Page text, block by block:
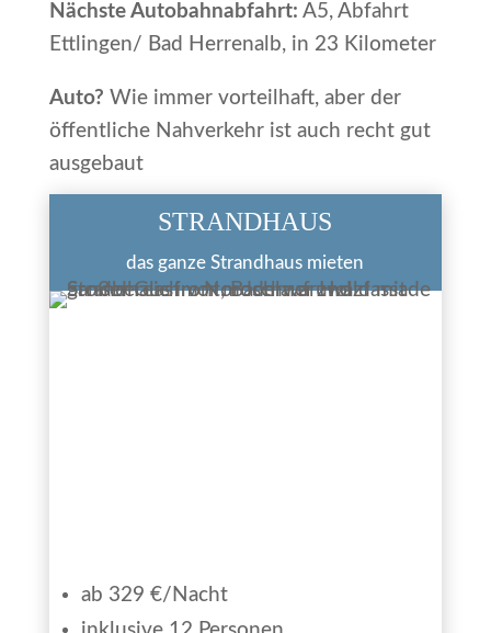
Nächste Autobahnabfahrt: A5, Abfahrt
Ettlingen/ Bad Herrenalb, in 23 Kilometer
Auto? Wie immer vorteilhaft, aber der
öffentliche Nahverkehr ist auch recht gut
ausgebaut
STRANDHAUS
das ganze Strandhaus mieten
ab 329 €/Nacht